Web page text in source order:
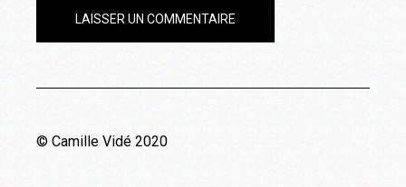
LAISSER UN COMMENTAIRE
© Camille Vidé 2020